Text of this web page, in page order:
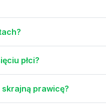
płci?
prawicę?